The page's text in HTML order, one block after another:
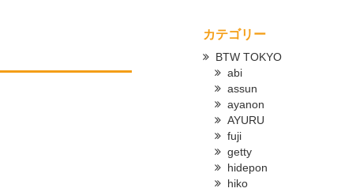
カテゴリー
BTW TOKYO
abi
assun
ayanon
AYURU
fuji
getty
hidepon
hiko